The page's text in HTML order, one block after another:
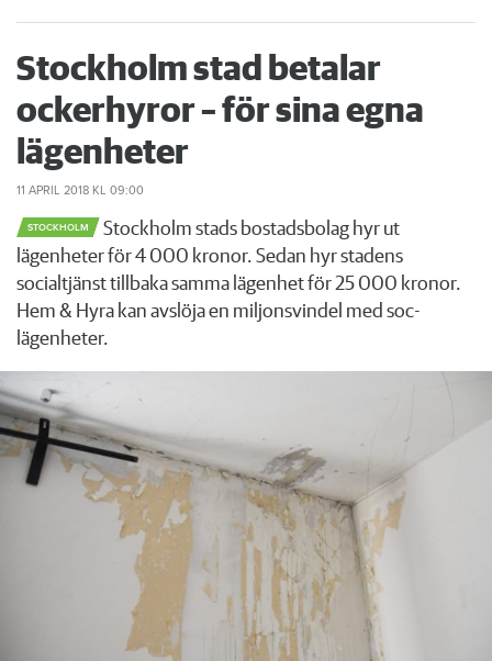
Stockholm stad betalar
ockerhyror – för sina egna
lägenheter
11 APRIL 2018 KL 09:00
STOCKHOLM
Stockholm stads bostadsbolag hyr ut
lägenheter för 4 000 kronor. Sedan hyr stadens
socialtjänst tillbaka samma lägenhet för 25 000 kronor.
Hem & Hyra kan avslöja en miljonsvindel med soc-
lägenheter.